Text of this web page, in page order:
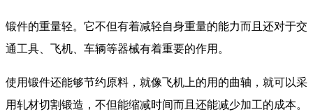
锻件的重量轻。它不但有着减轻自身重量的能力而且还对于交
通工具、飞机、车辆等器械有着重要的作用。
使用锻件还能够节约原料，就像飞机上的用的曲轴，就可以采
用轧材切割锻造，不但能缩减时间而且还能减少加工的成本。